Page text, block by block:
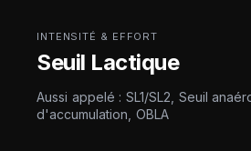
INTENSITÉ & EFFORT
Seuil Lactique
Aussi appelé : SL1/SL2, Seuil
d'accumulation, OBLA